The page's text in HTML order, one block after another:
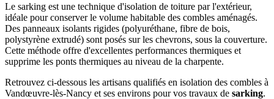
Le sarking est une technique d'isolation de toiture par l'extérieur,
idéale pour conserver le volume habitable des combles aménagés.
Des panneaux isolants rigides (polyuréthane, fibre de bois,
polystyrène extrudé) sont posés sur les chevrons, sous la couverture.
Cette méthode offre d'excellentes performances thermiques et
supprime les ponts thermiques au niveau de la charpente.
Retrouvez ci-dessous les artisans qualifiés en isolation des combles à
Vandœuvre-lès-Nancy et ses environs pour vos travaux de sarking.